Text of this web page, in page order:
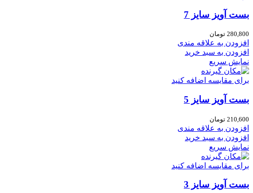
بست آویز سایز 7
280,800 تومان
افزودن به علاقه مندی
افزودن به سبد خرید
نمایش سریع
برای مقایسه اضافه کنید
بست آویز سایز 5
210,600 تومان
افزودن به علاقه مندی
افزودن به سبد خرید
نمایش سریع
برای مقایسه اضافه کنید
بست آویز سایز 3